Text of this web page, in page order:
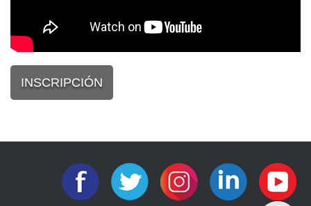
INSCRIPCIÓN